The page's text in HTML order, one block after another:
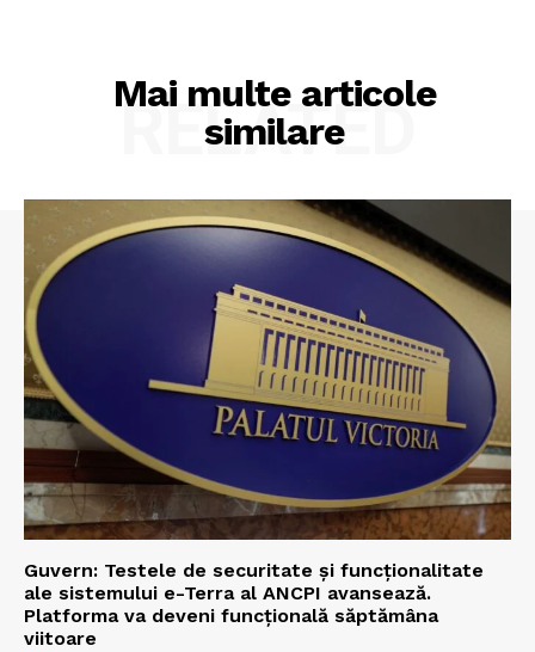
Mai multe articole
similare
RELATED
Guvern: Testele de securitate și funcționalitate
ale sistemului e-Terra al ANCPI avansează.
Platforma va deveni funcțională săptămâna
viitoare